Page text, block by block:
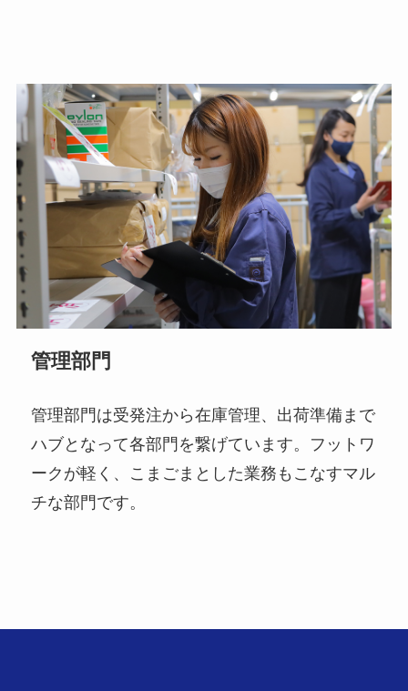
管理部門
管理部門は受発注から在庫管理、出荷準備まで
ハブとなって各部門を繋げています。フットワ
ークが軽く、こまごまとした業務もこなすマル
チな部門です。